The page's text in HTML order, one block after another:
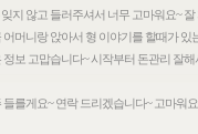
잊지 않고 들러주셔서 너무 고마워요~
어머니랑 앉아서 형 이야기를 할때가 있
정보 고맙습니다~ 시작부터 돈관리 잘해
들를게요~ 연락 드리겠습니다~ 고마워